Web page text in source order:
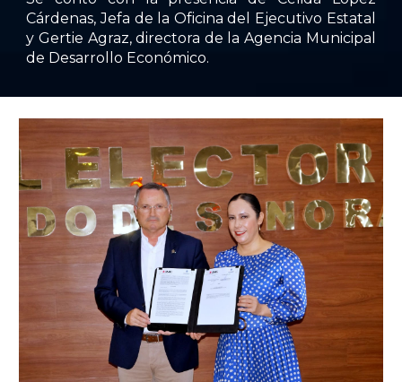
Cárdenas, Jefa de la Oficina del Ejecutivo Estatal
y Gertie Agraz, directora de la Agencia Municipal
de Desarrollo Económico.